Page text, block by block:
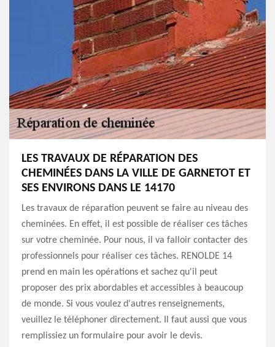
LES TRAVAUX DE RÉPARATION DES
CHEMINÉES DANS LA VILLE DE GARNETOT ET
SES ENVIRONS DANS LE 14170
Les travaux de réparation peuvent se faire au niveau des
cheminées. En effet, il est possible de réaliser ces tâches
sur votre cheminée. Pour nous, il va falloir contacter des
professionnels pour réaliser ces tâches. RENOLDE 14
prend en main les opérations et sachez qu'il peut
proposer des prix abordables et accessibles à beaucoup
de monde. Si vous voulez d'autres renseignements,
veuillez le téléphoner directement. Il faut aussi que vous
remplissiez un formulaire pour avoir le devis.